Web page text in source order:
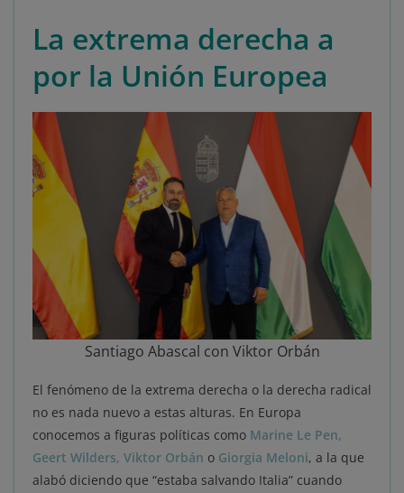
La extrema derecha a
por la Unión Europea
Santiago Abascal con Viktor Orbán
El fenómeno de la extrema derecha o la derecha radical
no es nada nuevo a estas alturas. En Europa
conocemos a figuras políticas como Marine Le Pen,
Geert Wilders, Viktor Orbán o Giorgia Meloni, a la que
alabó diciendo que “estaba salvando Italia” cuando